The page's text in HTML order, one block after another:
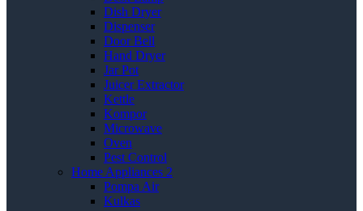
Dish Dryer
Dispenser
Door Bell
Hand Dryer
Jar Pot
Juicer Extractor
Kettle
Kompor
Microwave
Oven
Pest Control
Home Appliances 2
Pompa Air
Kulkas